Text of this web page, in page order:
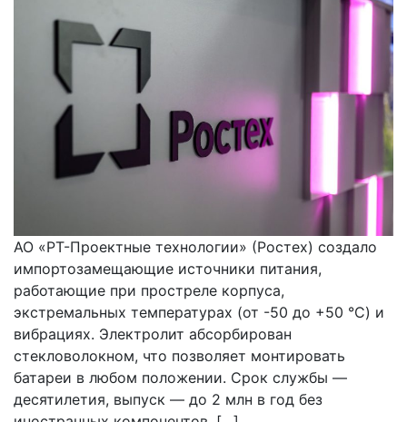
АО «РТ-Проектные технологии» (Ростех) создало
импортозамещающие источники питания,
работающие при простреле корпуса,
экстремальных температурах (от -50 до +50 °C) и
вибрациях. Электролит абсорбирован
стекловолокном, что позволяет монтировать
батареи в любом положении. Срок службы —
десятилетия, выпуск — до 2 млн в год без